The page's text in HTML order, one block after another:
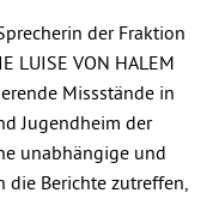
der Fraktion
LUISE VON HALEM
Missstände in
Jugendheim der
unabhängige und
die Berichte zutreffen,